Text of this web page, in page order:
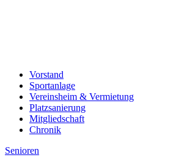
Vorstand
Sportanlage
Vereinsheim & Vermietung
Platzsanierung
Mitgliedschaft
Chronik
Senioren